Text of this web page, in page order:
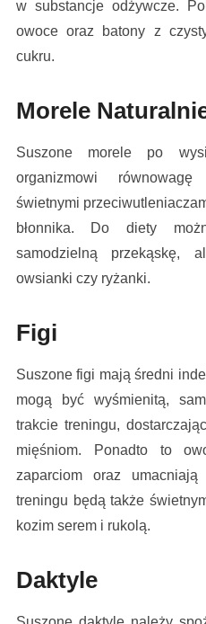
w substancje odżywcze.
owoce oraz batony z
cukru.
Morele
Suszone morele po
organizmowi
świetnymi
błonnika. Do diety
samodzielną przekąskę,
owsianki czy ryżanki.
Figi
Suszone figi mają średni
mogą być wyśmienitą,
trakcie treningu,
mięśniom. Ponadto to
zaparciom oraz
treningu będą także
kozim serem i rukolą.
Daktyle